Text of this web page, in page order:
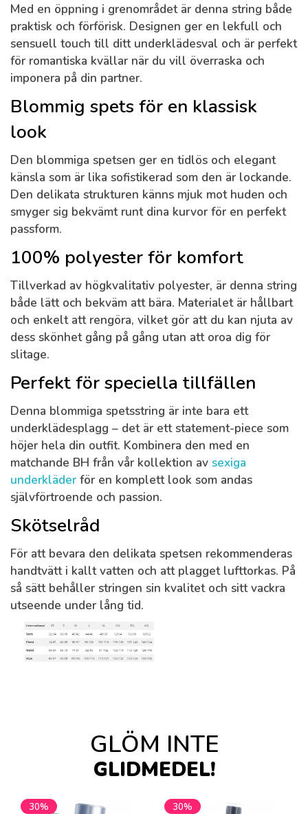
Med en öppning i grenområdet är denna string både
praktisk och förförisk. Designen ger en lekfull och
sensuell touch till ditt underklädesval och är perfekt
för romantiska kvällar när du vill överraska och
imponera på din partner.
Blommig spets för en klassisk
look
Den blommiga spetsen ger en tidlös och elegant
känsla som är lika sofistikerad som den är lockande.
Den delikata strukturen känns mjuk mot huden och
smyger sig bekvämt runt dina kurvor för en perfekt
passform.
100% polyester för komfort
Tillverkad av högkvalitativ polyester, är denna string
både lätt och bekväm att bära. Materialet är hållbart
och enkelt att rengöra, vilket gör att du kan njuta av
dess skönhet gång på gång utan att oroa dig för
slitage.
Perfekt för speciella tillfällen
Denna blommiga spetsstring är inte bara ett
underklädesplagg – det är ett statement-piece som
höjer hela din outfit. Kombinera den med en
matchande BH från vår kollektion av sexiga
underkläder för en komplett look som andas
självförtroende och passion.
Skötselråd
För att bevara den delikata spetsen rekommenderas
handtvätt i kallt vatten och att plagget lufttorkas. På
så sätt behåller stringen sin kvalitet och sitt vackra
utseende under lång tid.
GLÖM INTE
GLIDMEDEL!
30% 30%